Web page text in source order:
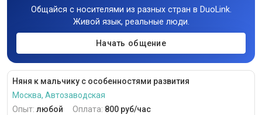
Общайся с носителями из разных стран в DuoLink.
Живой язык, реальные люди.
Начать общение
Няня к мальчику с особенностями развития
Москва, Автозаводская
Опыт: любой Оплата: 800 руб/час